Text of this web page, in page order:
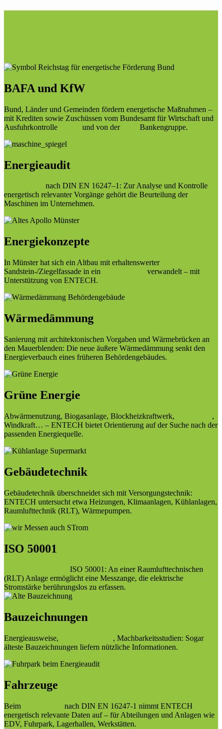
BAFA und KfW
Bund, Länder und Gemeinden fördern energetische Maßnahmen –
mit Krediten sowie Zuschüssen vom Bundesamt für Wirtschaft und
Ausfuhrkontrolle
und von der Bankengruppe.
Energieaudit
nach DIN EN 16247–1: Zur Analyse und Kontrolle
energetisch relevanter Vorgänge gehört die Beurteilung der
Maschinen im Unternehmen.
Energiekonzepte
In Münster hat sich ein Altbau mit erhaltenswerter
Sandstein-/Ziegelfassade in ein
verwandelt – mit
Unterstützung von ENTECH.
Wärmedämmung
Sanierung mit architektonischen Vorgaben und Wärmebrücken an
den Mauerblenden: Die neue äußere Wärmedämmung senkt den
Energieverbauch eines früheren Behördengebäudes.
Grüne Energie
Abwärmenutzung, Biogasanlage, Blockheizkraftwerk,
,
Windkraft… – ENTECH bietet Orientierung auf der Suche nach der
passenden Energiequelle.
Gebäudetechnik
Gebäudetechnik überschneidet sich mit Versorgungstechnik:
ENTECH untersucht etwa Heizungen, Klimaanlagen, Kühlanlagen,
Raumlufttechnik (RLT), Wärmepumpen.
ISO 50001
ISO 50001: An einer Raumlufttechnischen
(RLT) Anlage ermöglicht eine Messzange, die elektrische
Stromstärke berührungslos zu erfassen.
Bauzeichnungen
Energieausweise,
, Machbarkeitsstudien: Sogar
älteste Bauzeichnungen liefern nützliche Informationen.
Fahrzeuge
Beim
nach DIN EN 16247-1 nimmt ENTECH
energetisch relevante Daten auf – für Abteilungen und Anlagen wie
EDV, Fuhrpark, Lagerhallen, Werkstätten.